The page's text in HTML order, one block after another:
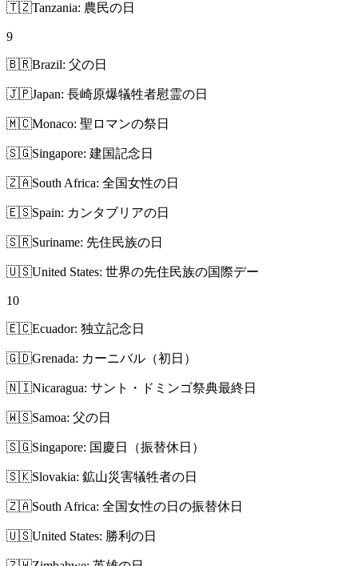
🇹🇿Tanzania: 農民の日
9
🇧🇷Brazil: 父の日
🇯🇵Japan: 長崎原爆犠牲者慰霊の日
🇲🇨Monaco: 聖ロマンの祭日
🇸🇬Singapore: 建国記念日
🇿🇦South Africa: 全国女性の日
🇪🇸Spain: カンタブリアの日
🇸🇷Suriname: 先住民族の日
🇺🇸United States: 世界の先住民族の国際デー
10
🇪🇨Ecuador: 独立記念日
🇬🇩Grenada: カーニバル（初日）
🇳🇮Nicaragua: サント・ドミンゴ祭典最終日
🇼🇸Samoa: 父の日
🇸🇬Singapore: 国慶日（振替休日）
🇸🇰Slovakia: 鉱山災害犠牲者の日
🇿🇦South Africa: 全国女性の日の振替休日
🇺🇸United States: 勝利の日